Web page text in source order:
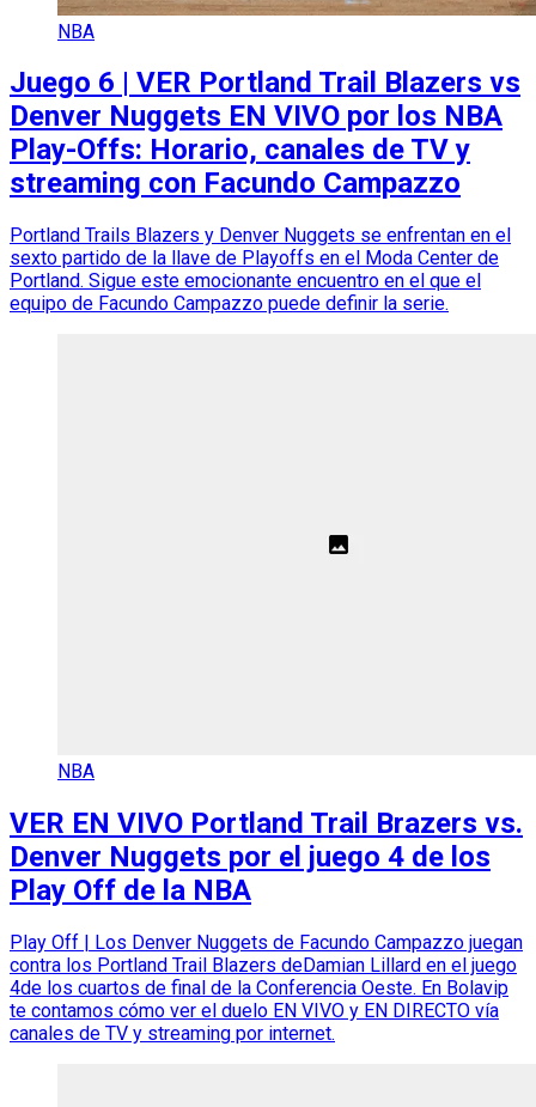
NBA
Juego 6 | VER Portland Trail Blazers vs
Denver Nuggets EN VIVO por los NBA
Play-Offs: Horario, canales de TV y
streaming con Facundo Campazzo
Portland Trails Blazers y Denver Nuggets se enfrentan en el
sexto partido de la llave de Playoffs en el Moda Center de
Portland. Sigue este emocionante encuentro en el que el
equipo de Facundo Campazzo puede definir la serie.
NBA
VER EN VIVO Portland Trail Brazers vs.
Denver Nuggets por el juego 4 de los
Play Off de la NBA
Play Off | Los Denver Nuggets de Facundo Campazzo juegan
contra los Portland Trail Blazers deDamian Lillard en el juego
4de los cuartos de final de la Conferencia Oeste. En Bolavip
te contamos cómo ver el duelo EN VIVO y EN DIRECTO vía
canales de TV y streaming por internet.